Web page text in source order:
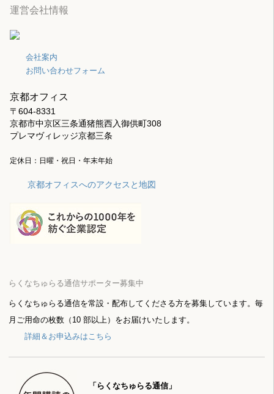
運営会社情報
会社案内
お問い合わせフォーム
京都オフィス
〒604-8331
京都市中京区三条通猪熊西入御供町308
プレマヴィレッジ京都三条
定休日：日曜・祝日・年末年始
京都オフィスへのアクセスと地図
らくなちゅらる通信サポーター募集中
らくなちゅらる通信を常設・配布してくださる方を募集しています。毎
月ご用命の枚数（10 部以上）をお届けいたします。
詳細＆お申込みはこちら
「らくなちゅらる通信」